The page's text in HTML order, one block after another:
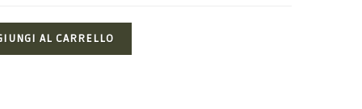
AL CARRELLO